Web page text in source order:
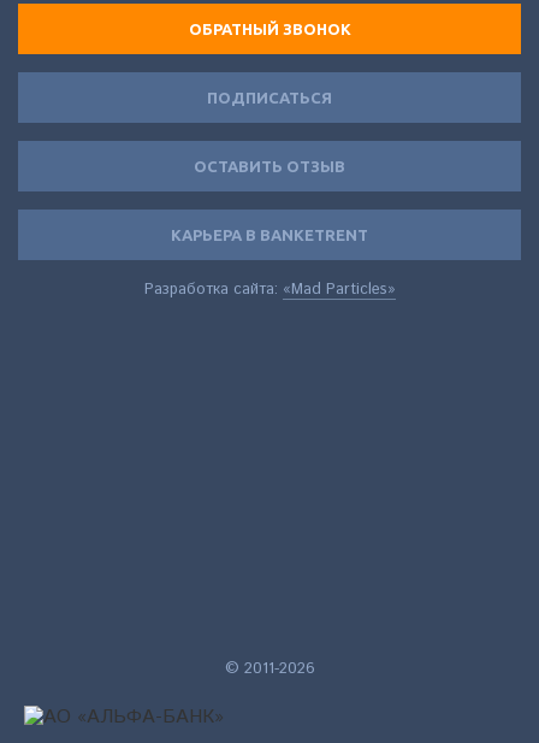
ОБРАТНЫЙ ЗВОНОК
ПОДПИСАТЬСЯ
ОСТАВИТЬ ОТЗЫВ
КАРЬЕРА В BANKETRENT
Разработка сайта: «Mad Particles»
© 2011-2026